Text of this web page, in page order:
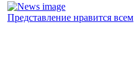
Представление нравится всем